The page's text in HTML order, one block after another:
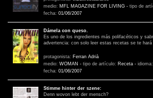
medio: MFL MAGAZINE FOR LIVING - tipo de
fecha: 01/06/2007
Dámela con queso.
Es uno de los ingredientes más polifacéticos y
advertencia: con solo leer estas recetas se te hará
protagonista: Ferran Adrià
medio: WOMAN - tipo de artículo: Receta - idioma:
fecha: 01/06/2007
Stimme hinter der szene:
Denn wovon lebt der mensch?